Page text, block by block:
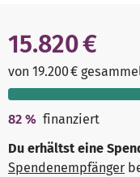
15.820 €
von 19.200 €
82 % finanziert
Du erhältst eine
Spendenempfänger